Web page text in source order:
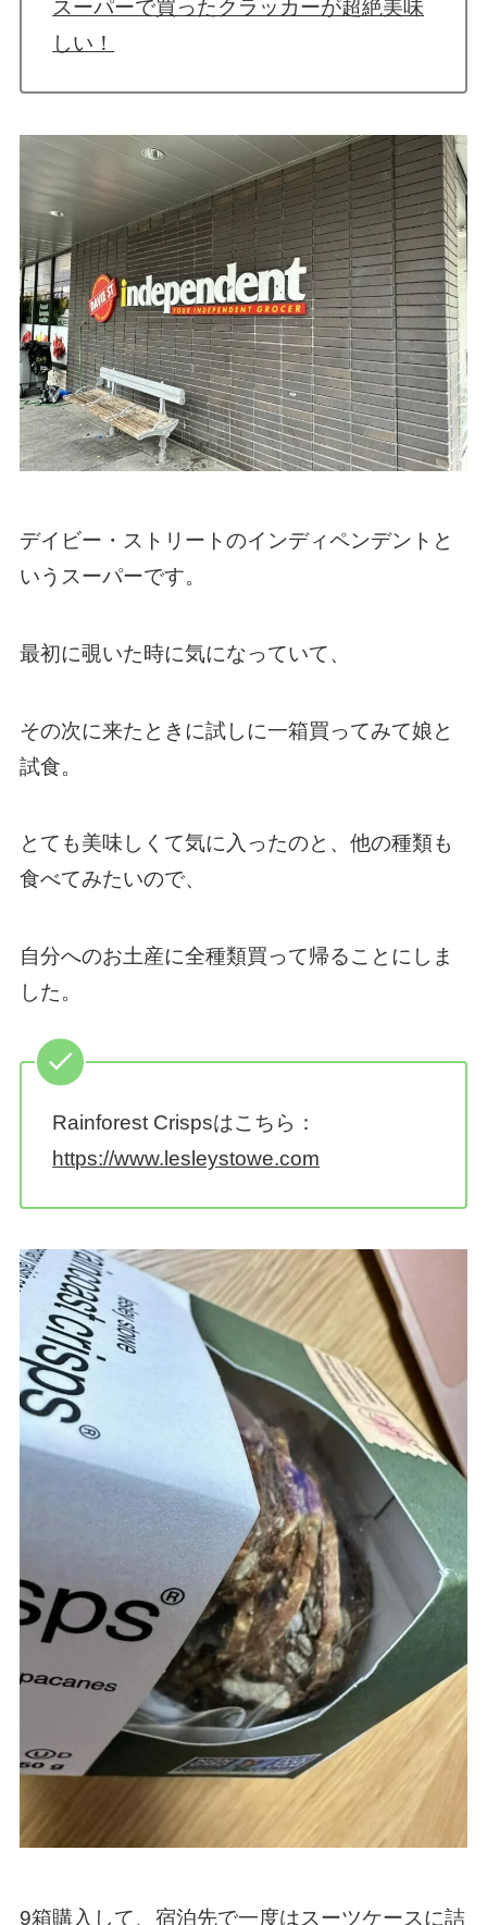
スーパーで買ったクラッカーが超絶美味
しい！
デイビー・ストリートのインディペンデントと
いうスーパーです。
最初に覗いた時に気になっていて、
その次に来たときに試しに一箱買ってみて娘と
試食。
とても美味しくて気に入ったのと、他の種類も
食べてみたいので、
自分へのお土産に全種類買って帰ることにしま
した。
Rainforest Crispsはこちら：
https://www.lesleystowe.com
9箱購入して、宿泊先で一度はスーツケースに詰